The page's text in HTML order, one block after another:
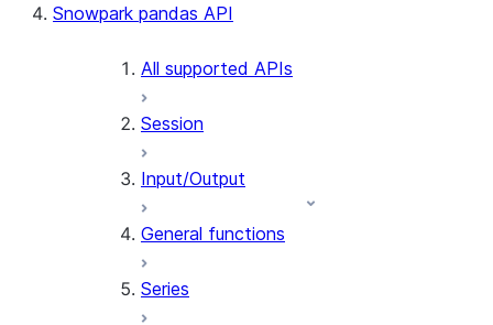
Snowpark pandas API
All supported APIs
Session
Input/Output
General functions
Series